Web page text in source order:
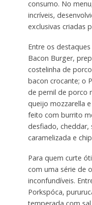
consumo. No
incríveis,
exclusivas criadas
Entre os
Bacon Burger,
costelinha de
bacon crocante; o
de pernil de porco
queijo mozzarella
feito com burrito
desfiado, cheddar,
caramelizada e
Para quem curte
com uma série de
inconfundíveis.
Porkspóca,